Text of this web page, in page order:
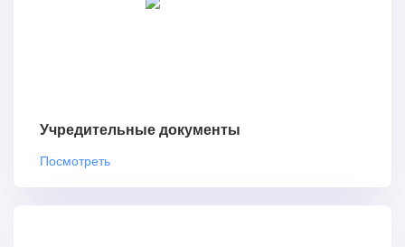
Учредительные документы
Посмотреть